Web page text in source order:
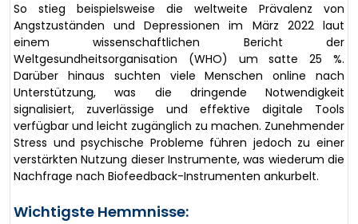
So stieg beispielsweise die weltweite Prävalenz von
Angstzuständen und Depressionen im März 2022 laut
einem wissenschaftlichen Bericht der
Weltgesundheitsorganisation (WHO) um satte 25 %.
Darüber hinaus suchten viele Menschen online nach
Unterstützung, was die dringende Notwendigkeit
signalisiert, zuverlässige und effektive digitale Tools
verfügbar und leicht zugänglich zu machen. Zunehmender
Stress und psychische Probleme führen jedoch zu einer
verstärkten Nutzung dieser Instrumente, was wiederum die
Nachfrage nach Biofeedback-Instrumenten ankurbelt.
Wichtigste Hemmnisse: